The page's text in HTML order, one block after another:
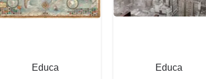
Educa
Educa